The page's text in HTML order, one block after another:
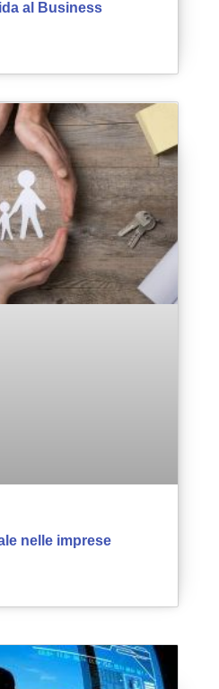
al Business
nelle imprese